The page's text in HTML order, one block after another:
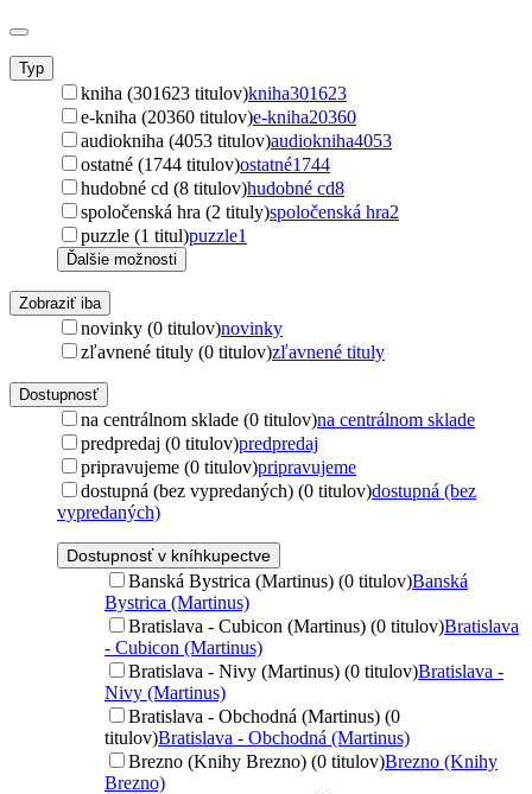
Typ
kniha (301623 titulov)kniha301623
e-kniha (20360 titulov)e-kniha20360
audiokniha (4053 titulov)audiokniha4053
ostatné (1744 titulov)ostatné1744
hudobné cd (8 titulov)hudobné cd8
spoločenská hra (2 tituly)spoločenská hra2
puzzle (1 titul)puzzle1
Ďalšie možnosti
Zobraziť iba
novinky (0 titulov)novinky
zľavnené tituly (0 titulov)zľavnené tituly
Dostupnosť
na centrálnom sklade (0 titulov)na centrálnom sklade
predpredaj (0 titulov)predpredaj
pripravujeme (0 titulov)pripravujeme
dostupná (bez vypredaných) (0 titulov)dostupná (bez
vypredaných)
Dostupnosť v kníhkupectve
Banská Bystrica (Martinus) (0 titulov)Banská
Bystrica (Martinus)
Bratislava - Cubicon (Martinus) (0 titulov)Bratislava
- Cubicon (Martinus)
Bratislava - Nivy (Martinus) (0 titulov)Bratislava -
Nivy (Martinus)
Bratislava - Obchodná (Martinus) (0
titulov)Bratislava - Obchodná (Martinus)
Brezno (Knihy Brezno) (0 titulov)Brezno (Knihy
Brezno)